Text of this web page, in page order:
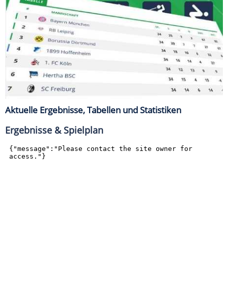
Aktuelle Ergebnisse, Tabellen und Statistiken
Ergebnisse & Spielplan